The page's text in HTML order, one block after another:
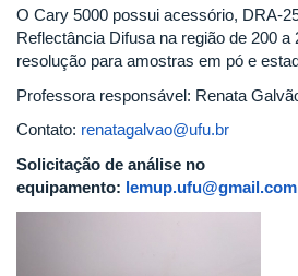
O Cary 5000 possui acessório, DRA-
Reflectância Difusa na região de 200 a
resolução para amostras em pó e
Professora responsável: Renata
Contato: renatagalvao@ufu.br
Solicitação de análise no
equipamento: lemup.ufu@gmail.com